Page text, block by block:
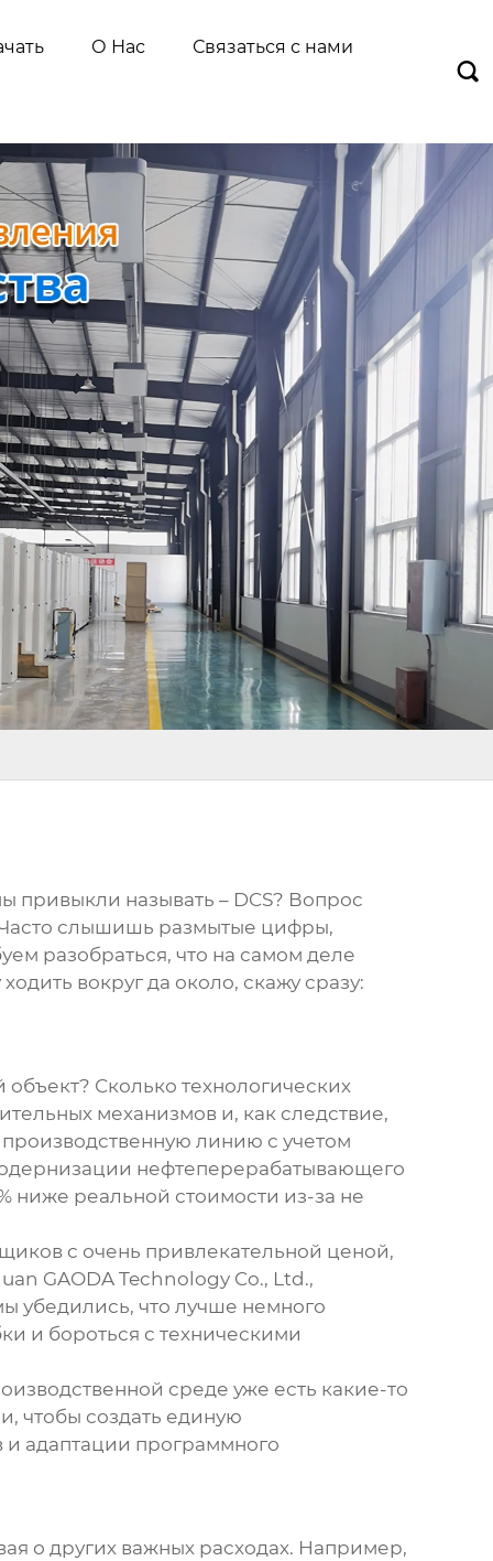
О Нас Связаться с нами

привыкли называть – DCS? Вопрос
Часто слышишь размытые цифры,
разобраться, что на самом деле
вокруг да около, скажу сразу:
Сколько технологических
механизмов и, как следствие,
линию с учетом
нефтеперерабатывающего
ниже реальной стоимости из-за не
с очень привлекательной ценой,
GAODA Technology Co., Ltd.,
убедились, что лучше немного
и бороться с техническими
среде уже есть какие-то
чтобы создать единую
адаптации программного
о других важных расходах. Например,